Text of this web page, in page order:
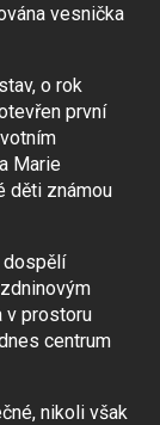
vesnička
o rok
první
Marie
děti známou
dospělí
v prostoru
centrum
nikoli však